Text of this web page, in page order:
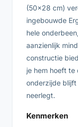
(50×28 cm)
ingebouwde
hele
aanzienlijk
constructie
je hem hoeft te
onderzijde
neerlegt.
Kenmerken